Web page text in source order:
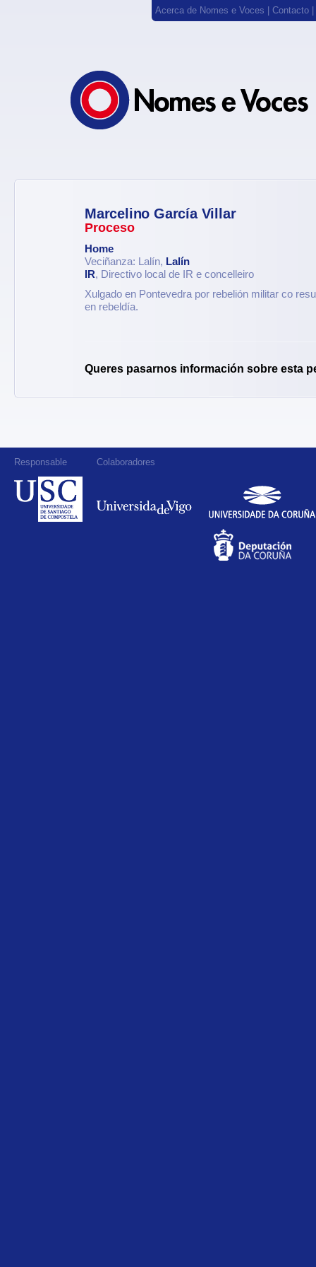
Acerca de Nomes e Voces Contacto
Marcelino García Villar
Proceso
Home
Veciñanza: Lalín, Lalín
IR, Directivo local de IR e concelleiro
Xulgado en Pontevedra por rebelión militar co
en rebeldía.
Queres pasarnos información sobre esta
Responsable Colaboradores